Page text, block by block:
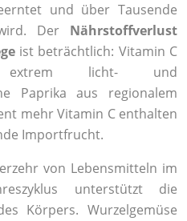
und über Tausende
Der Nährstoffverlust
ist beträchtlich: Vitamin C
extrem licht- und
Paprika aus regionalem
mehr Vitamin C enthalten
Importfrucht.
von Lebensmitteln im
unterstützt die
Körpers. Wurzelgemüse